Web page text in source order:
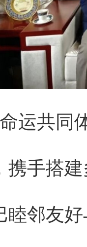
运共同
携手搭
睦邻友